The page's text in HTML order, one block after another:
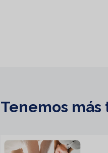
Tenemos